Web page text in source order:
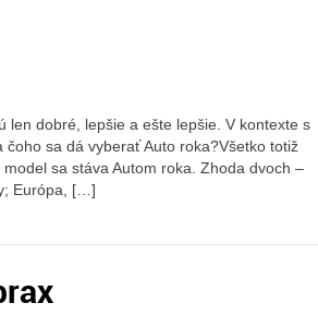
len dobré, lepšie a ešte lepšie. V kontexte s
sa dá vyberať Auto roka?Všetko totiž
sa stáva Autom roka. Zhoda dvoch –
Európa, […]